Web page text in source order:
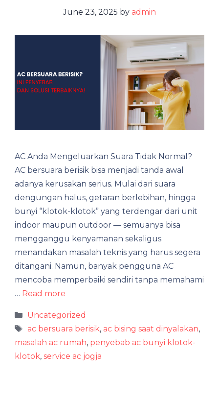
June 23, 2025 by admin
AC Anda Mengeluarkan Suara Tidak Normal?
AC bersuara berisik bisa menjadi tanda awal
adanya kerusakan serius. Mulai dari suara
dengungan halus, getaran berlebihan, hingga
bunyi “klotok-klotok” yang terdengar dari unit
indoor maupun outdoor — semuanya bisa
mengganggu kenyamanan sekaligus
menandakan masalah teknis yang harus segera
ditangani. Namun, banyak pengguna AC
mencoba memperbaiki sendiri tanpa memahami
… Read more
Categories
Uncategorized
Tags
ac bersuara berisik, ac bising saat dinyalakan,
masalah ac rumah, penyebab ac bunyi klotok-
klotok, service ac jogja